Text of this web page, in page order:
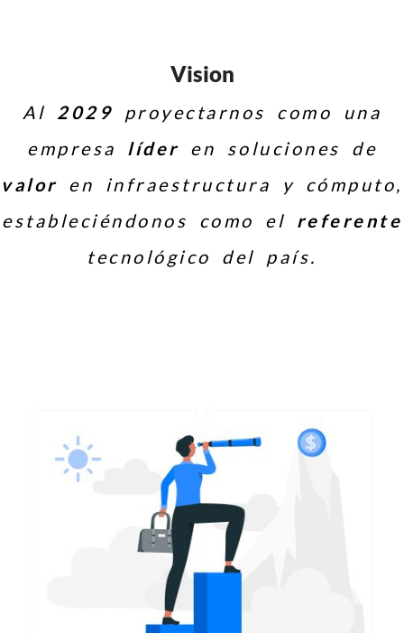
Vision
Al 2029 proyectarnos como una
empresa líder en soluciones de
valor en infraestructura y cómputo,
estableciéndonos como el referente
tecnológico del país.